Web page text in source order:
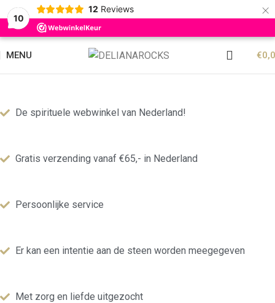
10
12 Reviews ×
MENU €
De spirituele webwinkel van Nederland!
Gratis verzending vanaf €65,- in Nederland
Persoonlijke service
Er kan een intentie aan de steen worden meegegeven
Met zorg en liefde uitgezocht